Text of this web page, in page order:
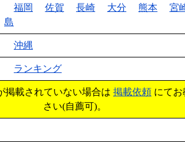
福岡 佐賀 長崎 大分 熊本
宮
島
沖縄
ランキング
掲載されていない場合は 掲載依頼 にて
さい(自薦可)。